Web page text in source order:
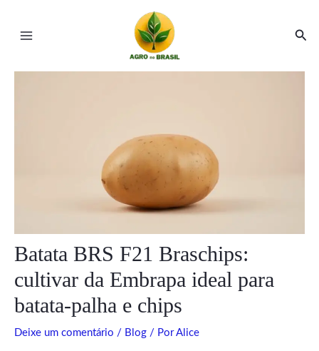
Menu
Batata BRS F21 Braschips:
cultivar da Embrapa ideal para
batata-palha e chips
Deixe um comentário / Blog / PorAlice